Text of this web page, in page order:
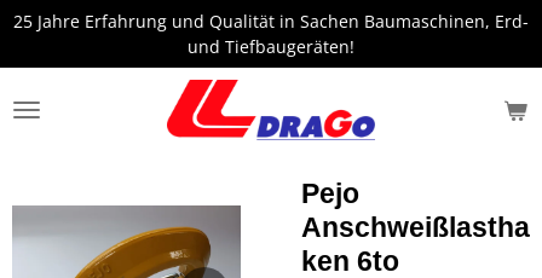
Zum
springen
25 Jahre Erfahrung und Qualität in Sachen Baumaschinen, Erd-
und Tiefbaugeräten!
Pejo
Anschweißlastha
ken 6to